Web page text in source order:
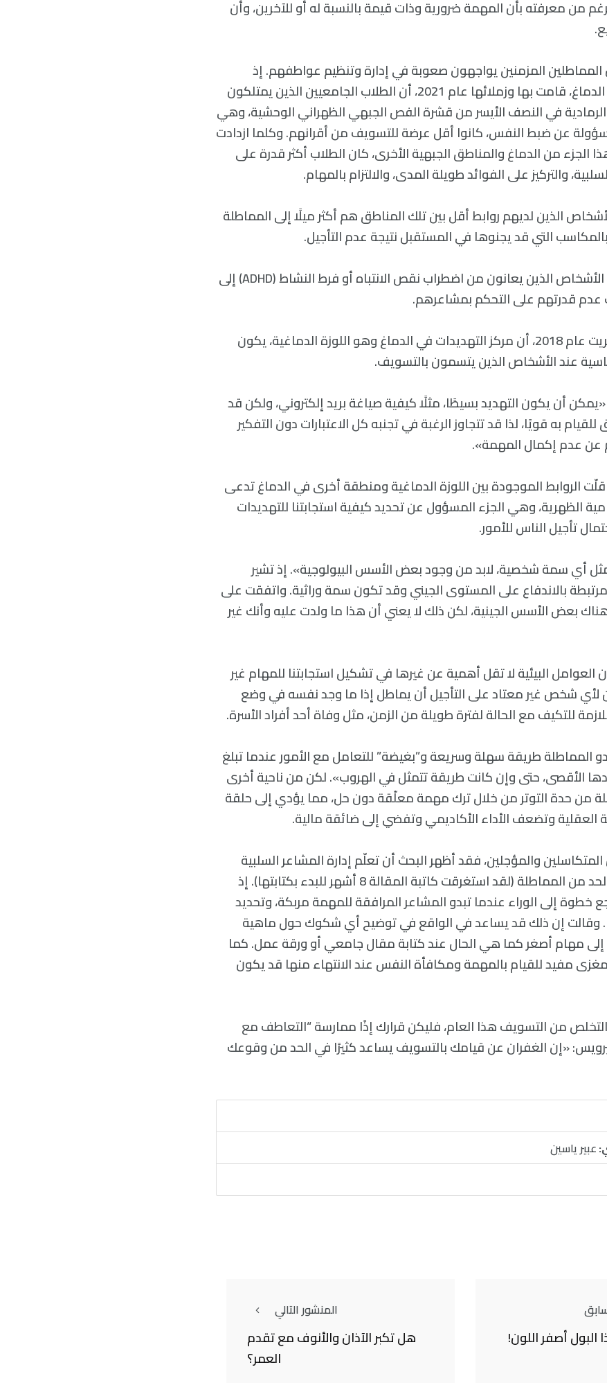
من معرفته بأن المهمة ضرورية وذات قيمة بالنسبة له أو للآخرين، وأن
المزمنين يواجهون صعوبة في إدارة وتنظيم عواطفهم. إذ
أظهرت دراسة لتصوير الدماغ، قامت بها وزملائها عام 2021، أن الطلاب الجامعيين الذين يمتلكون
في النصف الأيسر من قشرة الفص الجبهي الظهراني الوحشية، وهي
عن ضبط النفس، كانوا أقل عرضة للتسويف من أقرانهم. وكلما ازدادت
الجزء من الدماغ والمناطق الجبهية الأخرى، كان الطلاب أكثر قدرة على
والتركيز على الفوائد طويلة المدى، والالتزام بالمهام.
الذين لديهم روابط أقل بين تلك المناطق هم أكثر ميلًا إلى المماطلة
التي قد يجنوها في المستقبل نتيجة عدم التأجيل.
وهذا يفسر جزئيًا نزوع الأشخاص الذين يعانون من اضطراب نقص الانتباه أو فرط النشاط (ADHD) إلى
عدم قدرتهم على التحكم بمشاعرهم.
كما أظهرت دراسة أجريت عام 2018، أن مركز التهديدات في الدماغ وهو اللوزة الدماغية، يكون
عند الأشخاص الذين يتسمون بالتسويف.
أن يكون التهديد بسيطًا، مثلًا كيفية صياغة بريد إلكتروني، ولكن قد
للقيام به قويًا، لذا قد تتجاوز الرغبة في تجنبه كل الاعتبارات دون التفكير
عن عدم إكمال المهمة».
الروابط الموجودة بين اللوزة الدماغية ومنطقة أخرى في الدماغ تدعى
الظهرية، وهي الجزء المسؤول عن تحديد كيفية استجابتنا للتهديدات
تأجيل الناس للأمور.
أي سمة شخصية، لابد من وجود بعض الأسس البيولوجية». إذ تشير
مرتبطة بالاندفاع على المستوى الجيني وقد تكون سمة وراثية. واتفقت على
بعض الأسس الجينية، لكن ذلك لا يعني أن هذا ما ولدت عليه وأنك غير
البيئية لا تقل أهمية عن غيرها في تشكيل استجابتنا للمهام غير
لأي شخص غير معتاد على التأجيل أن يماطل إذا ما وجد نفسه في وضع
للتكيف مع الحالة لفترة طويلة من الزمن، مثل وفاة أحد أفراد الأسرة.
المماطلة طريقة سهلة وسريعة و”بغيضة” للتعامل مع الأمور عندما تبلغ
الأقصى، حتى وإن كانت طريقة تتمثل في الهروب». لكن من ناحية أخرى
من حدة التوتر من خلال ترك مهمة معلّقة دون حل، مما يؤدي إلى حلقة
وتضعف الأداء الأكاديمي وتفضي إلى ضائقة مالية.
والمؤجلين، فقد أظهر البحث أن تعلّم إدارة المشاعر السلبية
يمكن أن يساعد في الحد من المماطلة (لقد استغرقت كاتبة المقالة 8 أشهر للبدء بكتابتها). إذ
خطوة إلى الوراء عندما تبدو المشاعر المرافقة للمهمة مربكة، وتحديد
وقالت إن ذلك قد يساعد في الواقع في توضيح أي شكوك حول ماهية
إلى مهام أصغر كما هي الحال عند كتابة مقال جامعي أو ورقة عمل. كما
مفيد للقيام بالمهمة ومكافأة النفس عند الانتهاء منها قد يكون
التخلص من التسويف هذا العام، فليكن قرارك إذًا ممارسة “التعاطف مع
«إن الغفران عن قيامك بالتسويف يساعد كثيرًا في الحد من وقوعك
عبير ياسين
البول أصفر اللون!
المنشور التالي
هل تكبر الآذان والأنوف مع تقدم
العمر؟